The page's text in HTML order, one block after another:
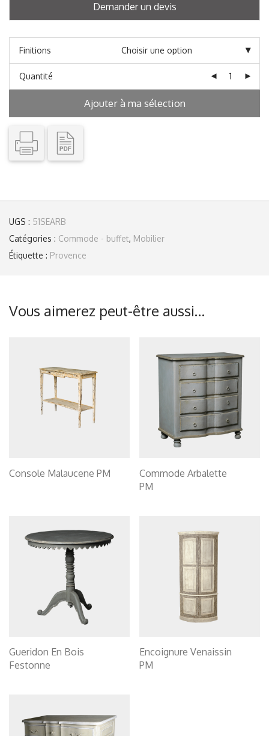
Demander un devis
Finitions
Quantité
Ajouter à ma sélection
UGS : 51SEARB
Catégories : Commode - buffet, Mobilier
Étiquette : Provence
Vous aimerez peut-être aussi…
Console Malaucene PM
Commode Arbalette
PM
Gueridon En Bois
Festonne
Encoignure Venaissin
PM